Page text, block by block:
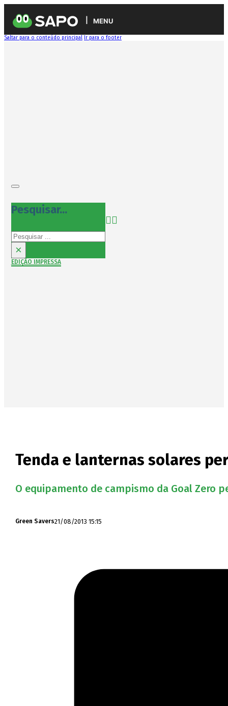
MENU
Saltar para o conteúdo principal Ir para o footer
Pesquisar...
Pesquisar
×
EDIÇÃO IMPRESSA
Tenda e lanternas solares
O equipamento de campismo da Goal Zero
Green Savers21/08/2013 15:15